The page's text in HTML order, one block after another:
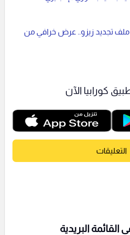
تجديد زيزو.. عرض خرافي من
كورابيا الآن
التعليقات
البريدية